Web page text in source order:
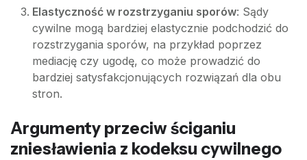
Elastyczność w rozstrzyganiu sporów: Sądy
cywilne mogą bardziej elastycznie podchodzić do
rozstrzygania sporów, na przykład poprzez
mediację czy ugodę, co może prowadzić do
bardziej satysfakcjonujących rozwiązań dla obu
stron.
Argumenty przeciw ściganiu
zniesławienia z kodeksu cywilnego